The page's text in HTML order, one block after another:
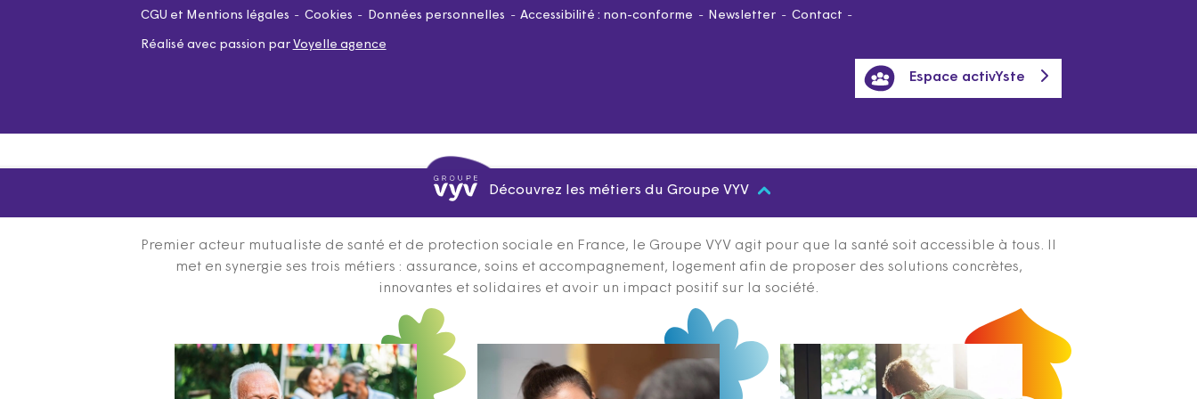
CGU et Mentions légales Cookies Données personnelles Accessibilité : non-conforme Newsletter Contact
Réalisé avec passion par Voyelle agence
Espace activYste
Découvrez les métiers du Groupe VYV
Premier acteur mutualiste de santé et de protection sociale en France, le Groupe VYV agit pour que la santé soit accessible à tous. Il
met en synergie ses trois métiers : assurance, soins et accompagnement, logement afin de proposer des solutions concrètes,
innovantes et solidaires et avoir un impact positif sur la société.